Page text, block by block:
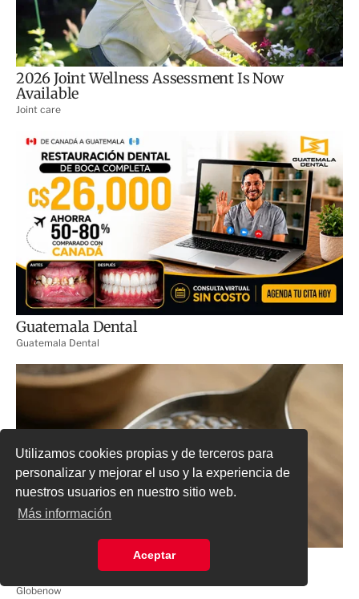
Utilizamos cookies propias y de terceros para
personalizar y mejorar el uso y la experiencia de
nuestros usuarios en nuestro sitio web.
Más información
Aceptar